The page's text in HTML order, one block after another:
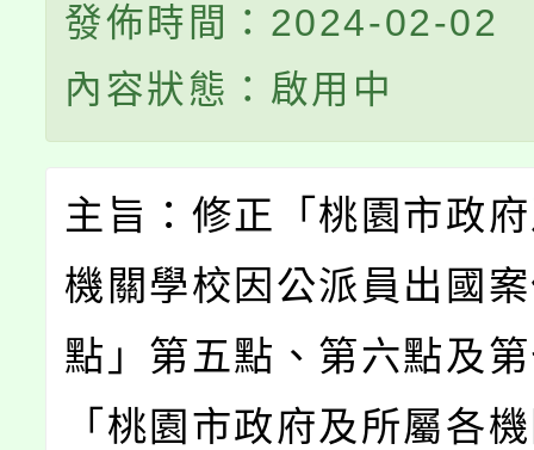
發佈時間：2024-02-02
內容狀態：啟用中
主旨：修正「桃園市政
機關學校因公派員出國
點」第五點、第六點及
「桃園市政府及所屬各